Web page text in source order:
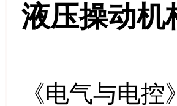
液压操动机
《电气与电控